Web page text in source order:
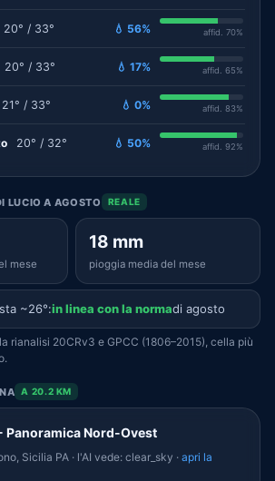
20° / 33° 💧 56% affid. 70%
20° / 33° 💧 17% affid. 65%
21° / 33° 💧 0% affid. 83%
20° / 32° 💧 50% affid. 92%
LUCIO A AGOSTO REALE
mese
18 mm
pioggia media del mese
~26°:in linea con la normadi agosto
rianalisi 20CRv3 e GPCC (1806–2015), cella più
A 20.2 KM
Panoramica Nord-Ovest
Sicilia PA · l'AI vede: clear_sky · apri la